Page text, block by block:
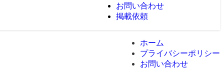
お問い合わせ
掲載依頼
ホーム
プライバシーポリシー
お問い合わせ